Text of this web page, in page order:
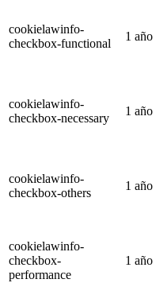
cookielawinfo-
checkbox-functional
1 año
cookielawinfo-
checkbox-necessary
1 año
cookielawinfo-
checkbox-others
1 año
cookielawinfo-
checkbox-
performance
1 año